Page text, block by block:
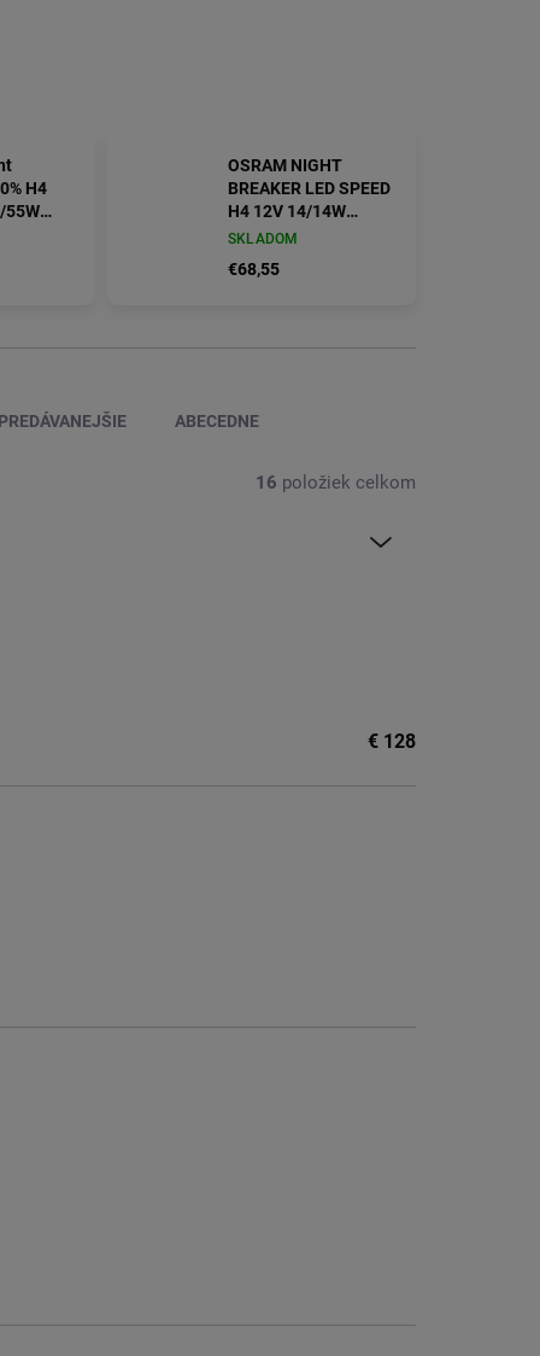
H4
55W
OSRAM NIGHT
BREAKER LED SPEED
H4 12V 14/14W
6000K OSRAM box 1
64193DWNBSP-1HB
SKLADOM
€68,55
ABECEDNE
16 položiek celkom
€ 128